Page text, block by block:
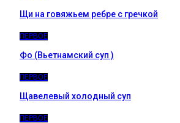
Щи на говяжьем ребре с гречкой
ПЕРВОЕ
Фо (Вьетнамский суп )
ПЕРВОЕ
Щавелевый холодный суп
ПЕРВОЕ